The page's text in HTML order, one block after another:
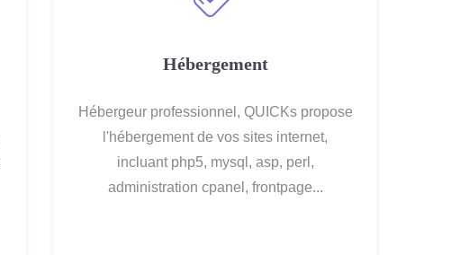
Hébergement
Hébergeur professionnel, QUICKs propose
l'hébergement de vos sites internet,
incluant php5, mysql, asp, perl,
administration cpanel, frontpage...